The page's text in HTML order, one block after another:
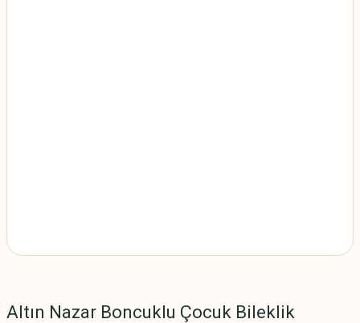
Altın Nazar Boncuklu Çocuk Bileklik